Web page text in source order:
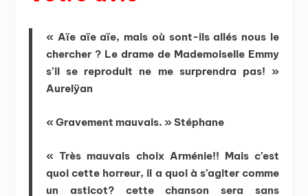
« Aïe aïe aïe, mais où sont-ils allés nous le
chercher ? Le drame de Mademoiselle Emmy
s’il se reproduit ne me surprendra pas! »
Aurelÿan
« Gravement mauvais. » Stéphane
« Très mauvais choix Arménie!! Mais c’est
quoi cette horreur, il a quoi à s’agiter comme
un asticot? cette chanson sera sans